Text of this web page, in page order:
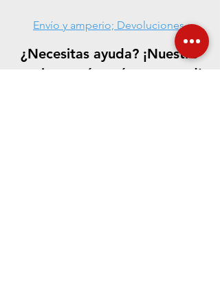
¿Necesitas ayuda? ¡Nuestro
equipo está aquí para usted!
Envío y amperio; Devoluciones